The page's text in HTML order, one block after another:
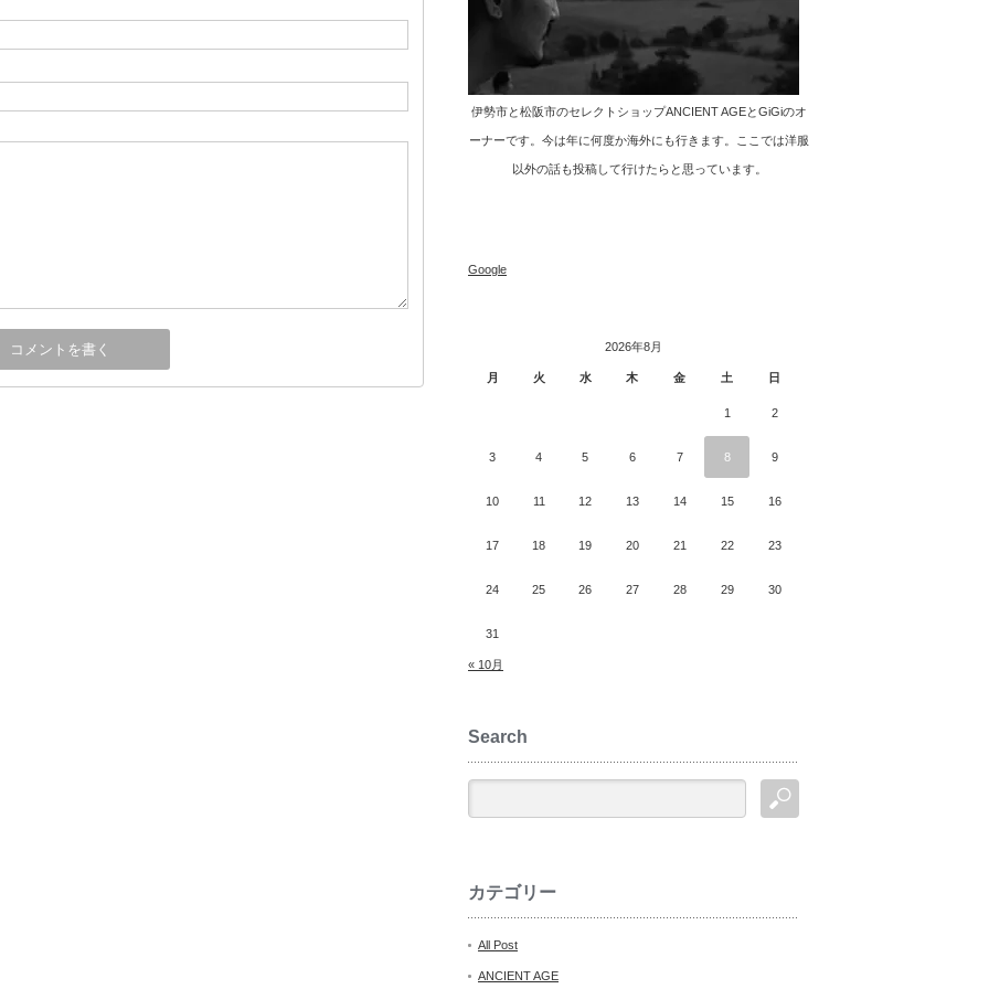
伊勢市と松阪市のセレクトショップANCIENT AGEとGiGiのオ
ーナーです。今は年に何度か海外にも行きます。ここでは洋服
以外の話も投稿して行けたらと思っています。
Google
2026年8月
月 火 水 木 金 土 日
1 2
3 4 5 6 7 8 9
10 11 12 13 14 15 16
17 18 19 20 21 22 23
24 25 26 27 28 29 30
31
« 10月
Search
カテゴリー
All Post
ANCIENT AGE